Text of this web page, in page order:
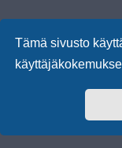
Tämä sivusto